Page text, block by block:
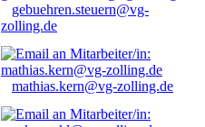
gebuehren.steuern@vg-
zolling.de
mathias.kern@vg-zolling.de